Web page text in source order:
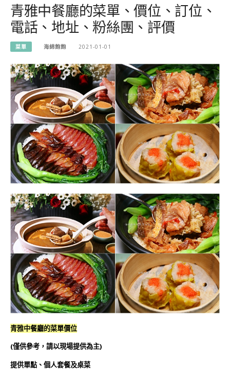
青雅中餐廳的菜單、價位、訂位、
電話、地址、粉絲團、評價
菜單 海綿飽飽 2021-01-01
青雅中餐廳的菜單價位
(僅供參考，請以現場提供為主)
提供單點、個人套餐及桌菜